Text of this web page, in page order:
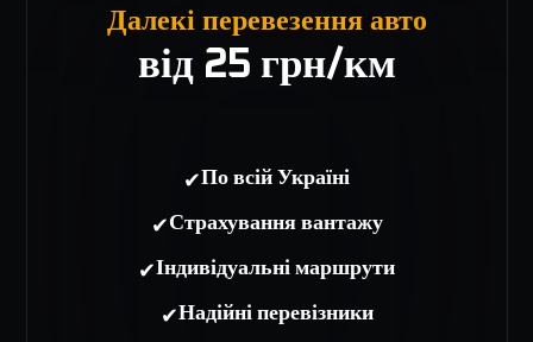
Далекі перевезення авто
від 25 грн/км
✔По всій Україні
✔Страхування вантажу
✔Індивідуальні маршрути
✔Надійні перевізники